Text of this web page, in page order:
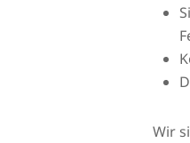
Wir